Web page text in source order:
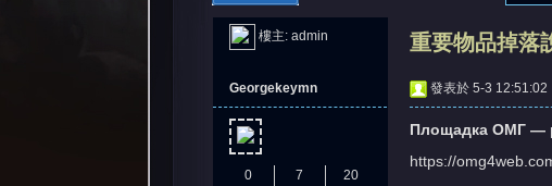
» › ›
樓主: admin 重要物品掉落
Georgekeymn
0
7
20
發表於 5-3 12:51:02
Площадка ОМГ —
https://